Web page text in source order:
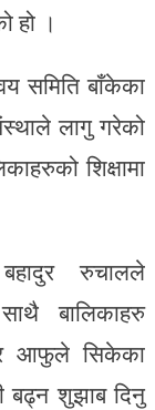
हो ।
समिति बाँकेका
लागु गरेको
शिक्षामा
रुचालले
बालिकाहरु
आफुले सिकेका
बढ्न शुझाब दिनु